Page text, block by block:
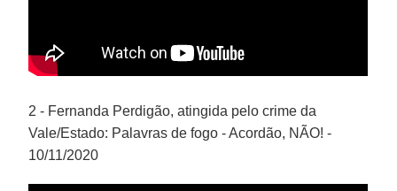
2 - Fernanda Perdigão, atingida pelo crime da
Vale/Estado: Palavras de fogo - Acordão, NÃO! -
10/11/2020